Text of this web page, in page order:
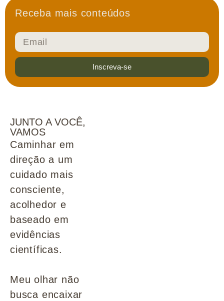
Receba mais conteúdos
Inscreva-se
JUNTO A VOCÊ,
VAMOS
Caminhar em
direção a um
cuidado mais
consciente,
acolhedor e
baseado em
evidências
científicas.
Meu olhar não
busca encaixar